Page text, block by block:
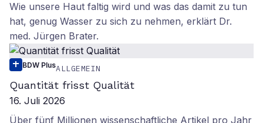
Wie unsere Haut faltig wird und was das damit zu tun
hat, genug Wasser zu sich zu nehmen, erklärt Dr.
med. Jürgen Brater.
BDW PlusALLGEMEIN
Quantität frisst Qualität
16. Juli 2026
Über fünf Millionen wissenschaftliche Artikel pro Jahr